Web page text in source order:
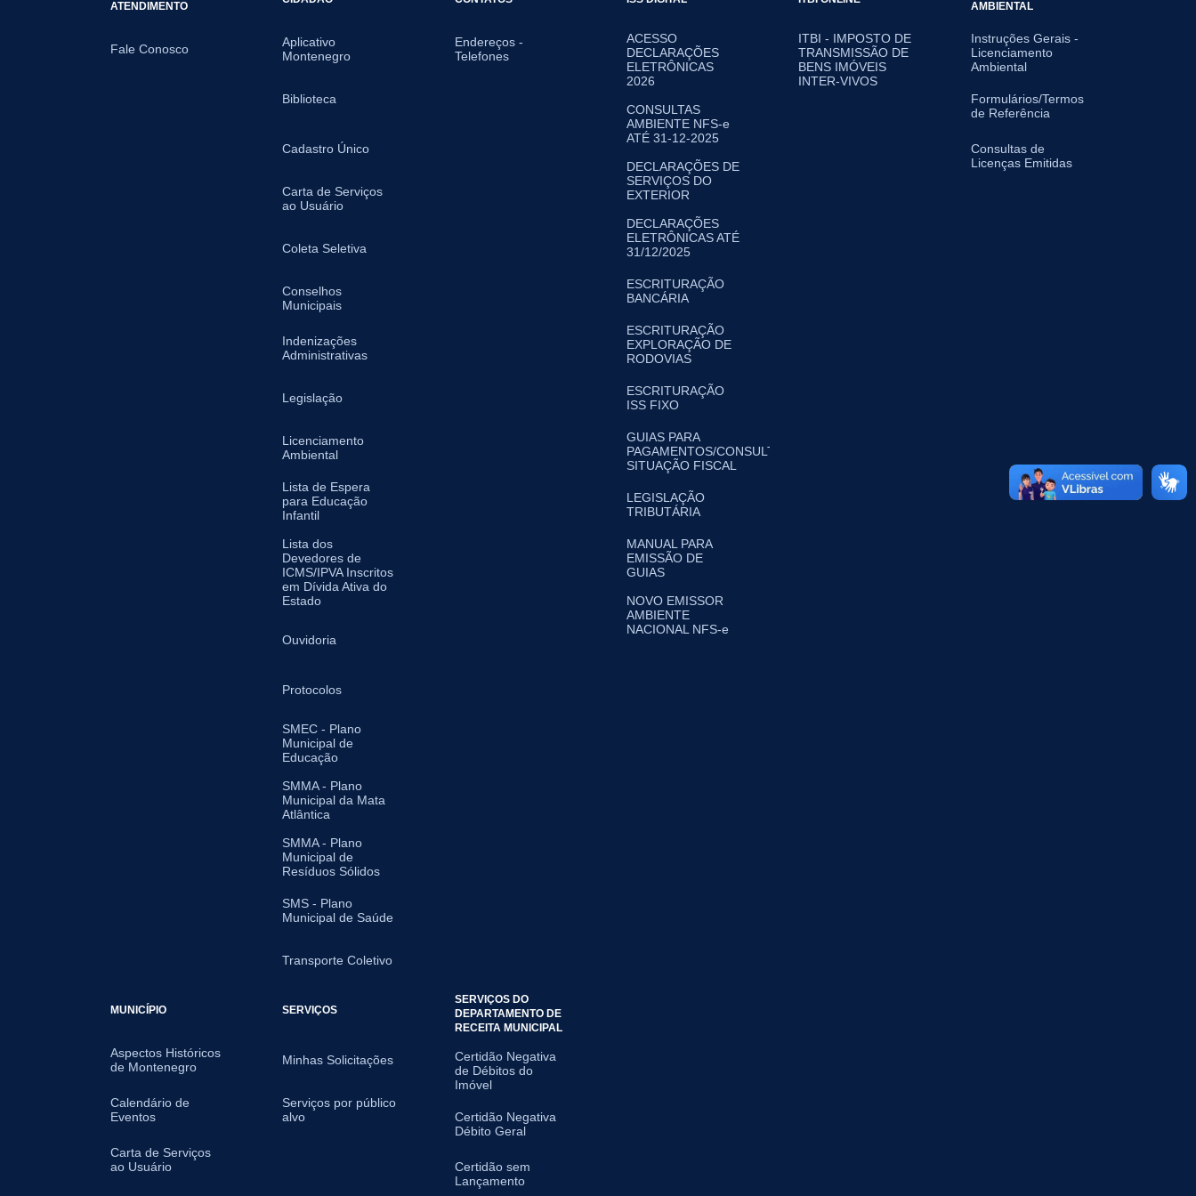
ATENDIMENTO
Fale Conosco
Aplicativo
Montenegro
Biblioteca
Cadastro Único
Carta de Serviços
ao Usuário
Coleta Seletiva
Conselhos
Municipais
Indenizações
Administrativas
Legislação
Licenciamento
Ambiental
Lista de Espera
para Educação
Infantil
Lista dos
Devedores de
ICMS/IPVA Inscritos
em Dívida Ativa do
Estado
Ouvidoria
Protocolos
SMEC - Plano
Municipal de
Educação
SMMA - Plano
Municipal da Mata
Atlântica
SMMA - Plano
Municipal de
Resíduos Sólidos
SMS - Plano
Municipal de Saúde
Transporte Coletivo
Endereços -
Telefones
ACESSO
DECLARAÇÕES
ELETRÔNICAS
2026
CONSULTAS
AMBIENTE NFS-e
ATÉ 31-12-2025
DECLARAÇÕES DE
SERVIÇOS DO
EXTERIOR
DECLARAÇÕES
ELETRÔNICAS ATÉ
31/12/2025
ESCRITURAÇÃO
BANCÁRIA
ESCRITURAÇÃO
EXPLORAÇÃO DE
RODOVIAS
ESCRITURAÇÃO
ISS FIXO
GUIAS PARA
PAGAMENTOS/CONSULTA
SITUAÇÃO FISCAL
LEGISLAÇÃO
TRIBUTÁRIA
MANUAL PARA
EMISSÃO DE
GUIAS
NOVO EMISSOR
AMBIENTE
NACIONAL NFS-e
ITBI - IMPOSTO DE
TRANSMISSÃO DE
BENS IMÓVEIS
INTER-VIVOS
AMBIENTAL
Instruções Gerais -
Licenciamento
Ambiental
Formulários/Termos
de Referência
Consultas de
Licenças Emitidas
MUNICÍPIO
Aspectos Históricos
de Montenegro
Calendário de
Eventos
Carta de Serviços
ao Usuário
SERVIÇOS
Minhas Solicitações
Serviços por público
alvo
SERVIÇOS DO
DEPARTAMENTO DE
RECEITA MUNICIPAL
Certidão Negativa
de Débitos do
Imóvel
Certidão Negativa
Débito Geral
Certidão sem
Lançamento